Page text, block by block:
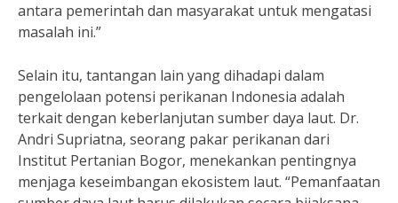
antara pemerintah dan masyarakat untuk mengatasi
masalah ini.”
Selain itu, tantangan lain yang dihadapi dalam
pengelolaan potensi perikanan Indonesia adalah
terkait dengan keberlanjutan sumber daya laut. Dr.
Andri Supriatna, seorang pakar perikanan dari
Institut Pertanian Bogor, menekankan pentingnya
menjaga keseimbangan ekosistem laut. “Pemanfaatan